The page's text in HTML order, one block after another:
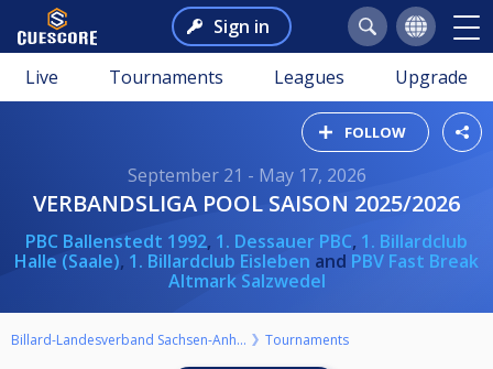
Sign in
Live Tournaments Leagues Upgrade
FOLLOW
September 21 - May 17, 2026
VERBANDSLIGA POOL SAISON 2025/2026
PBC Ballenstedt 1992, 1. Dessauer PBC, 1. Billardclub
Halle (Saale), 1. Billardclub Eisleben and PBV Fast Break
Altmark Salzwedel
Billard-Landesverband Sachsen-Anhalt e.V. Tournaments